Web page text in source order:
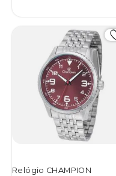
Relógio CHAMPION